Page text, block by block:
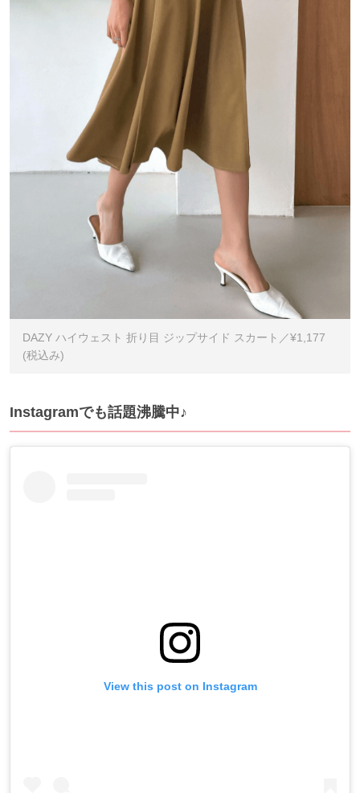
DAZY ハイウェスト 折り目 ジップサイド スカート／¥1,177
(税込み)
Instagramでも話題沸騰中♪
View this post on Instagram